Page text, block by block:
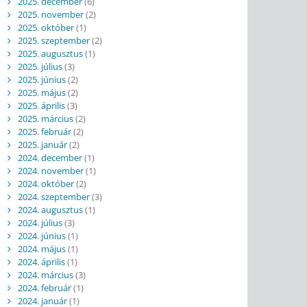
2025. november(2)
2025. október(1)
2025. szeptember(2)
2025. augusztus(1)
2025. július(3)
2025. június(2)
2025. május(2)
2025. április(3)
2025. március(2)
2025. február(2)
2025. január(2)
2024. december(1)
2024. november(1)
2024. október(2)
2024. szeptember(3)
2024. augusztus(1)
2024. július(3)
2024. június(1)
2024. május(1)
2024. április(1)
2024. március(3)
2024. február(1)
2024. január(1)